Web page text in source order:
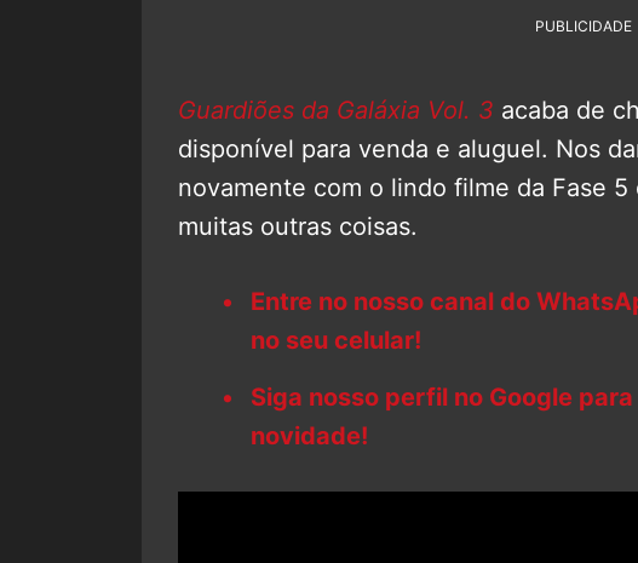
PUBLICIDADE
Guardiões da Galáxia Vol. 3 acaba de
disponível para venda e aluguel. Nos
novamente com o lindo filme da Fase
muitas outras coisas.
Entre no nosso canal do
no seu celular!
Siga nosso perfil no Google
novidade!